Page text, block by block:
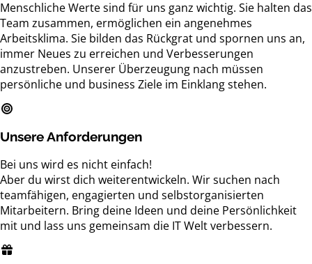
Menschliche Werte sind für uns ganz wichtig. Sie halten das
Team zusammen, ermöglichen ein angenehmes
Arbeitsklima. Sie bilden das Rückgrat und spornen uns an,
immer Neues zu erreichen und Verbesserungen
anzustreben. Unserer Überzeugung nach müssen
persönliche und business Ziele im Einklang stehen.
Unsere Anforderungen
Bei uns wird es nicht einfach!
Aber du wirst dich weiterentwickeln. Wir suchen nach
teamfähigen, engagierten und selbstorganisierten
Mitarbeitern. Bring deine Ideen und deine Persönlichkeit
mit und lass uns gemeinsam die IT Welt verbessern.